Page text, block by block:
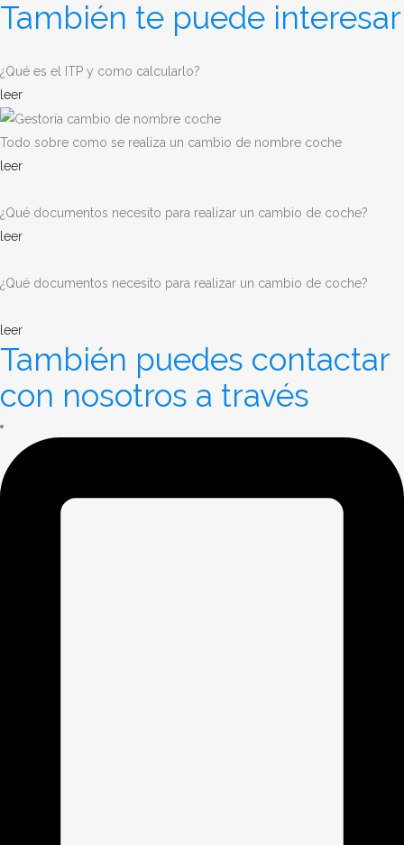
También te puede interesar
¿Qué es el ITP y como calcularlo?
leer
Todo sobre como se realiza un cambio de nombre coche
leer
¿Qué documentos necesito para realizar un cambio de coche?
leer
¿Qué documentos necesito para realizar un cambio de coche?
leer
También puedes contactar
con nosotros a través